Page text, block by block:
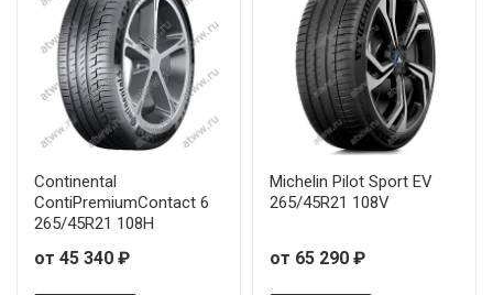
Continental
ContiPremiumContact 6
265/45R21 108H
от 45 340 ₽
Michelin Pilot Sport EV
265/45R21 108V
от 65 290 ₽